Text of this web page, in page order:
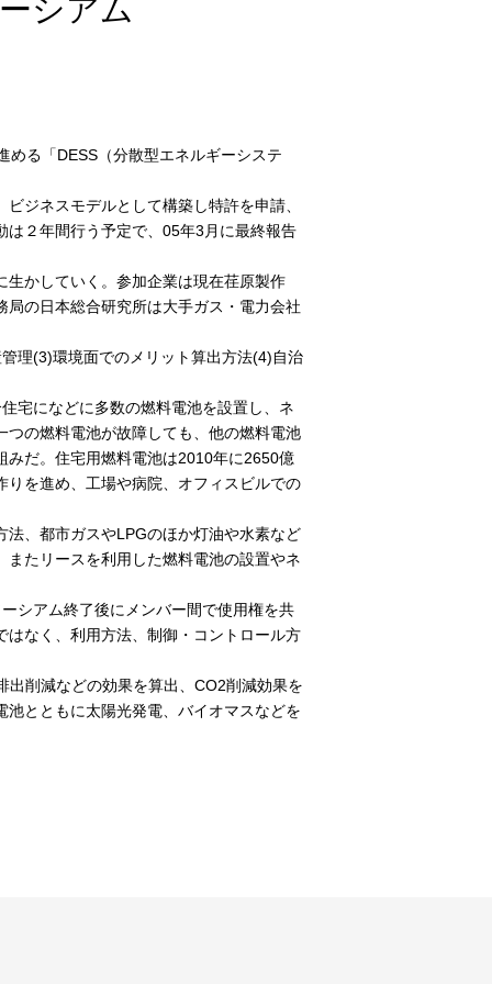
シアム
める「DESS（分散型エネルギーシステ
ジネスモデルとして構築し特許を申請、
２年間行う予定で、05年3月に最終報告
かしていく。参加企業は現在荏原製作
の日本総合研究所は大手ガス・電力会社
理(3)環境面でのメリット算出方法(4)自治
宅になどに多数の燃料電池を設置し、ネ
の燃料電池が故障しても、他の燃料電池
みだ。住宅用燃料電池は2010年に2650億
を進め、工場や病院、オフィスビルでの
、都市ガスやLPGのほか灯油や水素など
たリースを利用した燃料電池の設置やネ
シアム終了後にメンバー間で使用権を共
なく、利用方法、制御・コントロール方
削減などの効果を算出、CO2削減効果を
とともに太陽光発電、バイオマスなどを